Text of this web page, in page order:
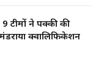
टीमों ने पक्की की
क्वालिफिकेशन